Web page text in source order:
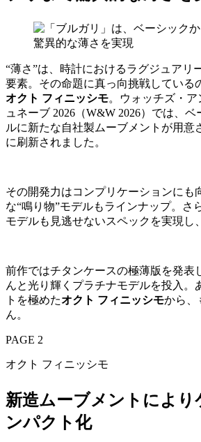
“薄さ”は、時計におけるラグジュアリ
要素。その命題に真っ向挑戦している
オクト フィニッシモ。ウォッチズ・
ュネーブ 2026（W&W 2026）では、
ルに新たな自社製ムーブメントが用意
に刷新されました。
その開発力はコンプリケーションにも
な“鳴り物”モデルもラインナップ。さ
モデルも見逃せないスペックを実現し
前作ではチタンケースの極薄版を発表
んと光り輝くプラチナモデルを投入。
トを極めたオクト フィニッシモから、
ん。
PAGE 2
オクト フィニッシモ
新造ムーブメントにより
ンパクト化